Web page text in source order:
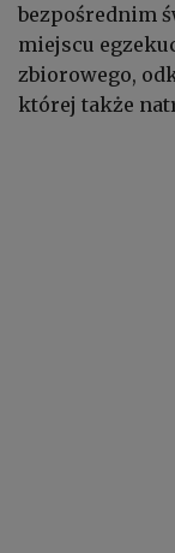
bezpośrednim
miejscu
zbiorowego,
której także